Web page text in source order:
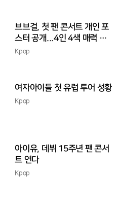
브브걸, 첫 팬 콘서트 개인 포
스터 공개...4인 4색 매력 발
산
Kpop
여자아이들 첫 유럽 투어 성황
Kpop
아이유, 데뷔 15주년 팬 콘서
트 연다
Kpop